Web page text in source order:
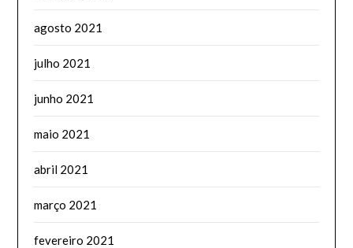
agosto 2021
julho 2021
junho 2021
maio 2021
abril 2021
março 2021
fevereiro 2021